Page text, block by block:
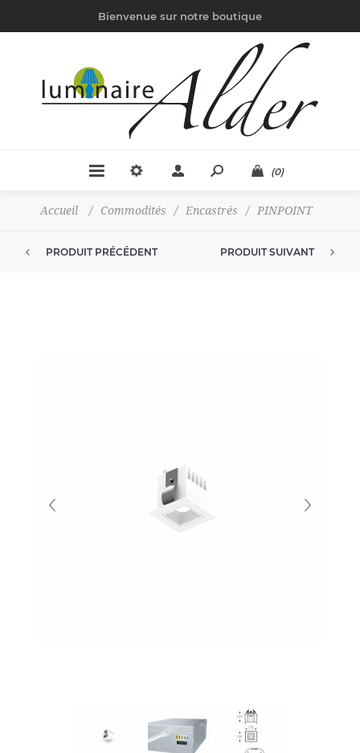
Bienvenue sur notre boutique
(0)
Accueil / Commodités / Encastrés / PINPOINT
PRODUIT PRÉCÉDENT PRODUIT SUIVANT